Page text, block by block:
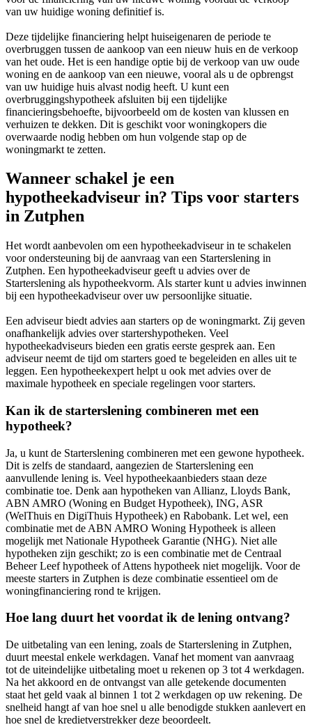
van uw huidige woning definitief is.
Deze tijdelijke financiering helpt huiseigenaren de periode te
overbruggen tussen de aankoop van een nieuw huis en de verkoop
van het oude. Het is een handige optie bij de verkoop van uw oude
woning en de aankoop van een nieuwe, vooral als u de opbrengst
van uw huidige huis alvast nodig heeft. U kunt een
overbruggingshypotheek afsluiten bij een tijdelijke
financieringsbehoefte, bijvoorbeeld om de kosten van klussen en
verhuizen te dekken. Dit is geschikt voor woningkopers die
overwaarde nodig hebben om hun volgende stap op de
woningmarkt te zetten.
Wanneer schakel je een
hypotheekadviseur in? Tips voor starters
in Zutphen
Het wordt aanbevolen om een hypotheekadviseur in te schakelen
voor ondersteuning bij de aanvraag van een Starterslening in
Zutphen. Een hypotheekadviseur geeft u advies over de
Starterslening als hypotheekvorm. Als starter kunt u advies inwinnen
bij een hypotheekadviseur over uw persoonlijke situatie.
Een adviseur biedt advies aan starters op de woningmarkt. Zij geven
onafhankelijk advies over startershypotheken. Veel
hypotheekadviseurs bieden een gratis eerste gesprek aan. Een
adviseur neemt de tijd om starters goed te begeleiden en alles uit te
leggen. Een hypotheekexpert helpt u ook met advies over de
maximale hypotheek en speciale regelingen voor starters.
Kan ik de starterslening combineren met een
hypotheek?
Ja, u kunt de Starterslening combineren met een gewone hypotheek.
Dit is zelfs de standaard, aangezien de Starterslening een
aanvullende lening is. Veel hypotheekaanbieders staan deze
combinatie toe. Denk aan hypotheken van Allianz, Lloyds Bank,
ABN AMRO (Woning en Budget Hypotheek), ING, ASR
(WelThuis en DigiThuis Hypotheek) en Rabobank. Let wel, een
combinatie met de ABN AMRO Woning Hypotheek is alleen
mogelijk met Nationale Hypotheek Garantie (NHG). Niet alle
hypotheken zijn geschikt; zo is een combinatie met de Centraal
Beheer Leef hypotheek of Attens hypotheek niet mogelijk. Voor de
meeste starters in Zutphen is deze combinatie essentieel om de
woningfinanciering rond te krijgen.
Hoe lang duurt het voordat ik de lening ontvang?
De uitbetaling van een lening, zoals de Starterslening in Zutphen,
duurt meestal enkele werkdagen. Vanaf het moment van aanvraag
tot de uiteindelijke uitbetaling moet u rekenen op 3 tot 4 werkdagen.
Na het akkoord en de ontvangst van alle getekende documenten
staat het geld vaak al binnen 1 tot 2 werkdagen op uw rekening. De
snelheid hangt af van hoe snel u alle benodigde stukken aanlevert en
hoe snel de kredietverstrekker deze beoordeelt.